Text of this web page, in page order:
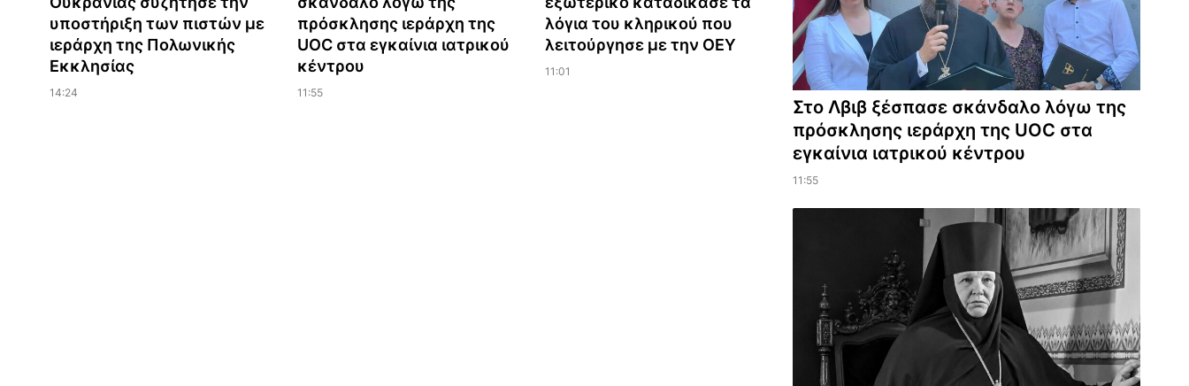
υποστήριξη των πιστών με
ιεράρχη της Πολωνικής
Εκκλησίας
14:24
πρόσκλησης ιεράρχη της
UOC στα εγκαίνια ιατρικού
κέντρου
11:55
λόγια του κληρικού που
λειτούργησε με την ΟΕΥ
11:01
Στο Λβιβ ξέσπασε σκάνδαλο λόγω της
πρόσκλησης ιεράρχη της UOC στα
εγκαίνια ιατρικού κέντρου
11:55